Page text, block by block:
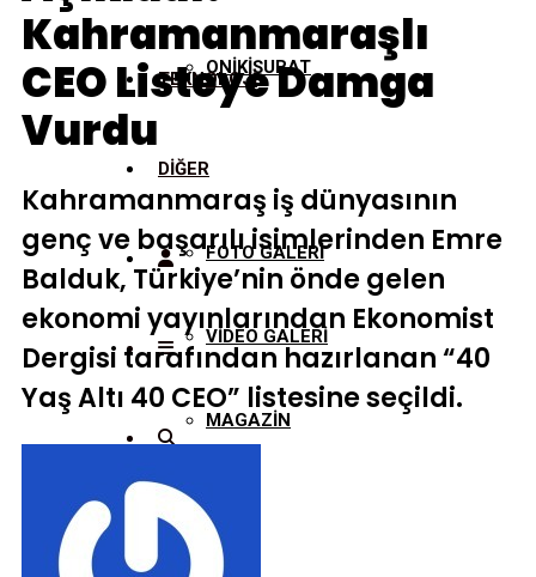
ONİKİŞUBAT
TEKNOLOJİ
DİĞER
FOTO GALERİ
VİDEO GALERİ
MAGAZİN
Kahramanmaraşlı
CEO Listeye Damga
Vurdu
Kahramanmaraş iş dünyasının
genç ve başarılı isimlerinden Emre
Balduk, Türkiye’nin önde gelen
ekonomi yayınlarından Ekonomist
Dergisi tarafından hazırlanan “40
Yaş Altı 40 CEO” listesine seçildi.